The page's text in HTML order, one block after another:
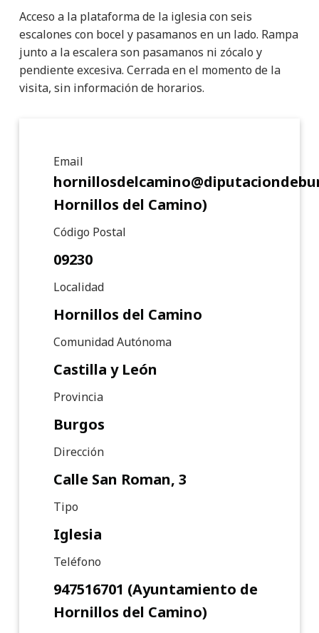
Acceso a la plataforma de la iglesia con seis
escalones con bocel y pasamanos en un lado. Rampa
junto a la escalera son pasamanos ni zócalo y
pendiente excesiva. Cerrada en el momento de la
visita, sin información de horarios.
Email
Hornillos del Camino)
Código Postal
09230
Localidad
Hornillos del Camino
Comunidad Autónoma
Castilla y León
Provincia
Burgos
Dirección
Calle San Roman, 3
Tipo
Iglesia
Teléfono
947516701 (Ayuntamiento de
Hornillos del Camino)